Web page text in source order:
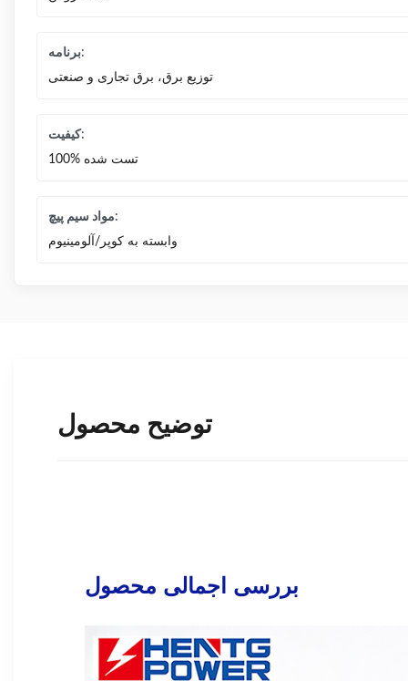
برنامه:
توزیع برق، برق تجاری و صنعتی
کیفیت:
100% تست شده
مواد سیم پیچ:
وابسته به کوپر/آلومینیوم
توضیح محصول
بررسی اجمالی محصول